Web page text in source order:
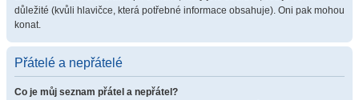
důležité (kvůli hlavičce, která potřebné informace obsahuje). Oni pak mohou
konat.
Přátelé a nepřátelé
Co je můj seznam přátel a nepřátel?